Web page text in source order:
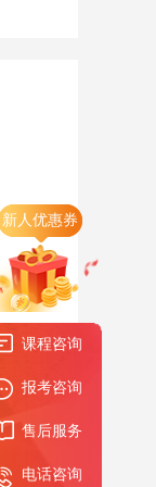
新人优惠券
课程咨询
报考咨询
售后服务
电话咨询